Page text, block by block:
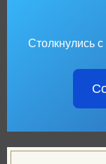
Столкнулись